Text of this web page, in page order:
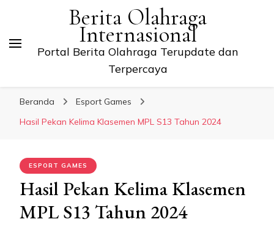
Berita Olahraga
Internasional
Portal Berita Olahraga Terupdate dan
Terpercaya
Beranda
Esport Games
Hasil Pekan Kelima Klasemen MPL S13 Tahun 2024
ESPORT GAMES
Hasil Pekan Kelima Klasemen
MPL S13 Tahun 2024